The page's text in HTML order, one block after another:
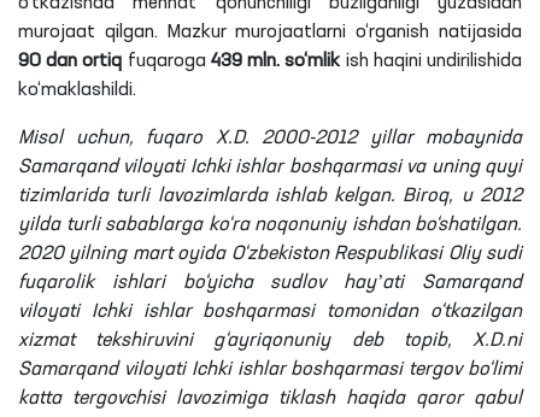
murojaat qilgan. Mazkur murojaatlarni o‘rganish natijasida
90 dan ortiq fuqaroga 439 mln. so‘mlikish haqini undirilishida
ko‘maklashildi.
Misol uchun, fuqaro X.D. 2000-2012 yillar mobaynida
Samarqand viloyati Ichki ishlar boshqarmasi va uning quyi
tizimlarida turli lavozimlarda ishlab kelgan. Biroq, u 2012
yilda turli sabablarga ko‘ra noqonuniy ishdan bo‘shatilgan.
2020 yilning mart oyida O‘zbekiston Respublikasi Oliy sudi
fuqarolik ishlari bo‘yicha sudlov hayʼati Samarqand
viloyati Ichki ishlar boshqarmasi tomonidan o‘tkazilgan
xizmat tekshiruvini g‘ayriqonuniy deb topib, X.D.ni
Samarqand viloyati Ichki ishlar boshqarmasi tergov bo‘limi
katta tergovchisi lavozimiga tiklash haqida qaror qabul